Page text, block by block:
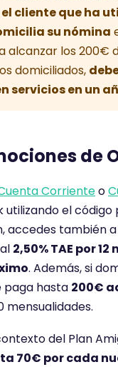
el cliente que ha
su nómina
alcanzar los 200€
domiciliados,
servicios en un
de
Corrienteo
utilizando el
accedes también
al 2,50% TAE por 12
. Además, si
paga hasta 200€
mensualidades.
del Plan
70€ por cada